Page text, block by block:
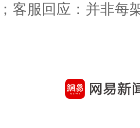
客服回应：并非每